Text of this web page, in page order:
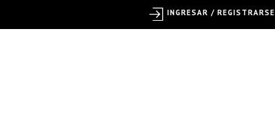
INGRESAR / REGISTRARSE